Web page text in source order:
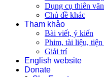
Dụng cụ thiên văn
Chủ đề khác
Tham khảo
Bài viết, ý kiến
Phim, tài liệu, tiện
Giải trí
English website
Donate